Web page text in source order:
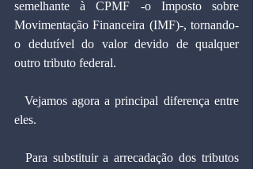
semelhante à CPMF -o Imposto sobre
Movimentação Financeira (IMF)-, tornando-
o dedutível do valor devido de qualquer
outro tributo federal.
eles.